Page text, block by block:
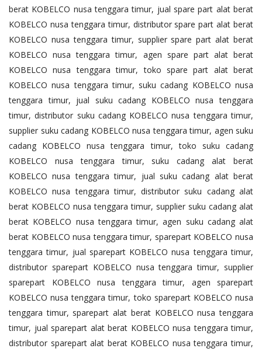
berat KOBELCO nusa tenggara timur, jual spare part alat berat
KOBELCO nusa tenggara timur, distributor spare part alat berat
KOBELCO nusa tenggara timur, supplier spare part alat berat
KOBELCO nusa tenggara timur, agen spare part alat berat
KOBELCO nusa tenggara timur, toko spare part alat berat
KOBELCO nusa tenggara timur, suku cadang KOBELCO nusa
tenggara timur, jual suku cadang KOBELCO nusa tenggara
timur, distributor suku cadang KOBELCO nusa tenggara timur,
supplier suku cadang KOBELCO nusa tenggara timur, agen suku
cadang KOBELCO nusa tenggara timur, toko suku cadang
KOBELCO nusa tenggara timur, suku cadang alat berat
KOBELCO nusa tenggara timur, jual suku cadang alat berat
KOBELCO nusa tenggara timur, distributor suku cadang alat
berat KOBELCO nusa tenggara timur, supplier suku cadang alat
berat KOBELCO nusa tenggara timur, agen suku cadang alat
berat KOBELCO nusa tenggara timur, sparepart KOBELCO nusa
tenggara timur, jual sparepart KOBELCO nusa tenggara timur,
distributor sparepart KOBELCO nusa tenggara timur, supplier
sparepart KOBELCO nusa tenggara timur, agen sparepart
KOBELCO nusa tenggara timur, toko sparepart KOBELCO nusa
tenggara timur, sparepart alat berat KOBELCO nusa tenggara
timur, jual sparepart alat berat KOBELCO nusa tenggara timur,
distributor sparepart alat berat KOBELCO nusa tenggara timur,